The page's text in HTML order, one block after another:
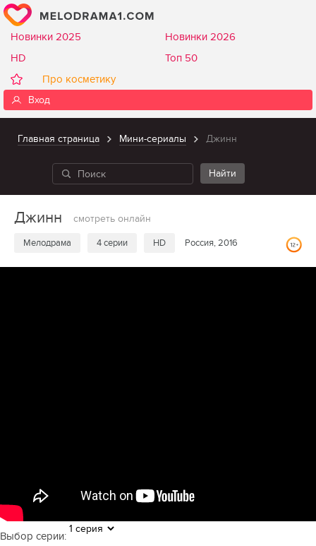
Новинки 2025
Новинки 2026
HD
Топ 50
Про косметику
Вход
Главная страница Мини-сериалы Джинн
Джинн смотреть онлайн
Мелодрама 4 серии HD Россия, 2016
Выбор серии: